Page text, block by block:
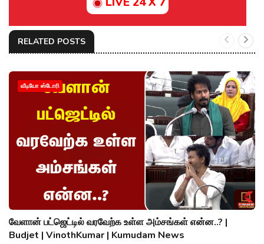
RELATED POSTS
வீடியோ ஸ்டோரி
வேளான் பட்ஜெட்டில் வரவேற்க உள்ள அம்சங்கள் என்ன..? |
Budjet | VinothKumar | Kumudam News